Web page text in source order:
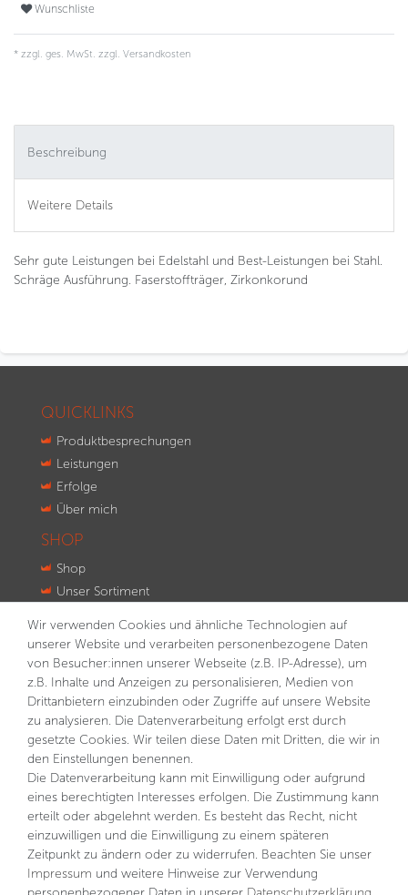
Wunschliste
* zzgl. ges. MwSt. zzgl. Versandkosten
Beschreibung
Weitere Details
Sehr gute Leistungen bei Edelstahl und Best-Leistungen bei Stahl.
Schräge Ausführung. Faserstoffträger, Zirkonkorund
QUICKLINKS
Produktbesprechungen
Leistungen
Erfolge
Über mich
SHOP
Shop
Unser Sortiment
Kontakt
NEWSLETTER
VORNAME NACHNAME
Hiermit bestätige ich, dass ich dieDaten­schutz­erklärung
gelesen habe. Meine Einwilligung kann ich jederzeit
widerrufen.**
Abonnieren
Wir verwenden Cookies und ähnliche Technologien auf
unserer Website und verarbeiten personenbezogene Daten
von Besucher:innen unserer Webseite (z.B. IP-Adresse), um
z.B. Inhalte und Anzeigen zu personalisieren, Medien von
Drittanbietern einzubinden oder Zugriffe auf unsere Website
zu analysieren. Die Datenverarbeitung erfolgt erst durch
gesetzte Cookies. Wir teilen diese Daten mit Dritten, die wir in
den Einstellungen benennen.
Die Datenverarbeitung kann mit Einwilligung oder aufgrund
eines berechtigten Interesses erfolgen. Die Zustimmung kann
erteilt oder abgelehnt werden. Es besteht das Recht, nicht
einzuwilligen und die Einwilligung zu einem späteren
Zeitpunkt zu ändern oder zu widerrufen. Beachten Sie unser
Impressum und weitere Hinweise zur Verwendung